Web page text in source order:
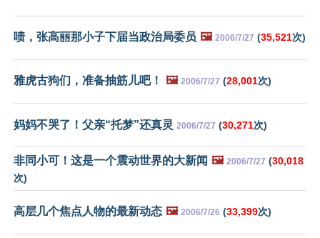
啧，张高丽那小子下届当政治局委员 🖼️ 2006/7/27 (35,521次)
雅虎古狗们，准备抽筋儿吧！ 🖼️ 2006/7/27 (28,001次)
妈妈不哭了！父亲“托梦”还真灵 2006/7/27 (30,271次)
非同小可！这是一个震动世界的大新闻 🖼️ 2006/7/27 (30,018
次)
高层几个焦点人物的最新动态 🖼️ 2006/7/26 (33,399次)